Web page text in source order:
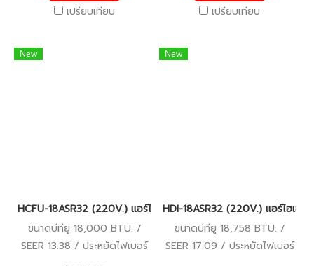
เปรียบเทียบ
เปรียบเทียบ
New
HCFU-18ASR32 (220V.) แอร์ไฮเออร์ Haier Gale Cool เครื่องป
ขนาดบีทียู 18,000 BTU. /
SEER 13.38 / ประหยัดไฟเบอร์
New
HDI-18ASR32 (220V.) แอร์ไฮเ
ขนาดบีทียู 18,758 BTU. /
SEER 17.09 / ประหยัดไฟเบอร์